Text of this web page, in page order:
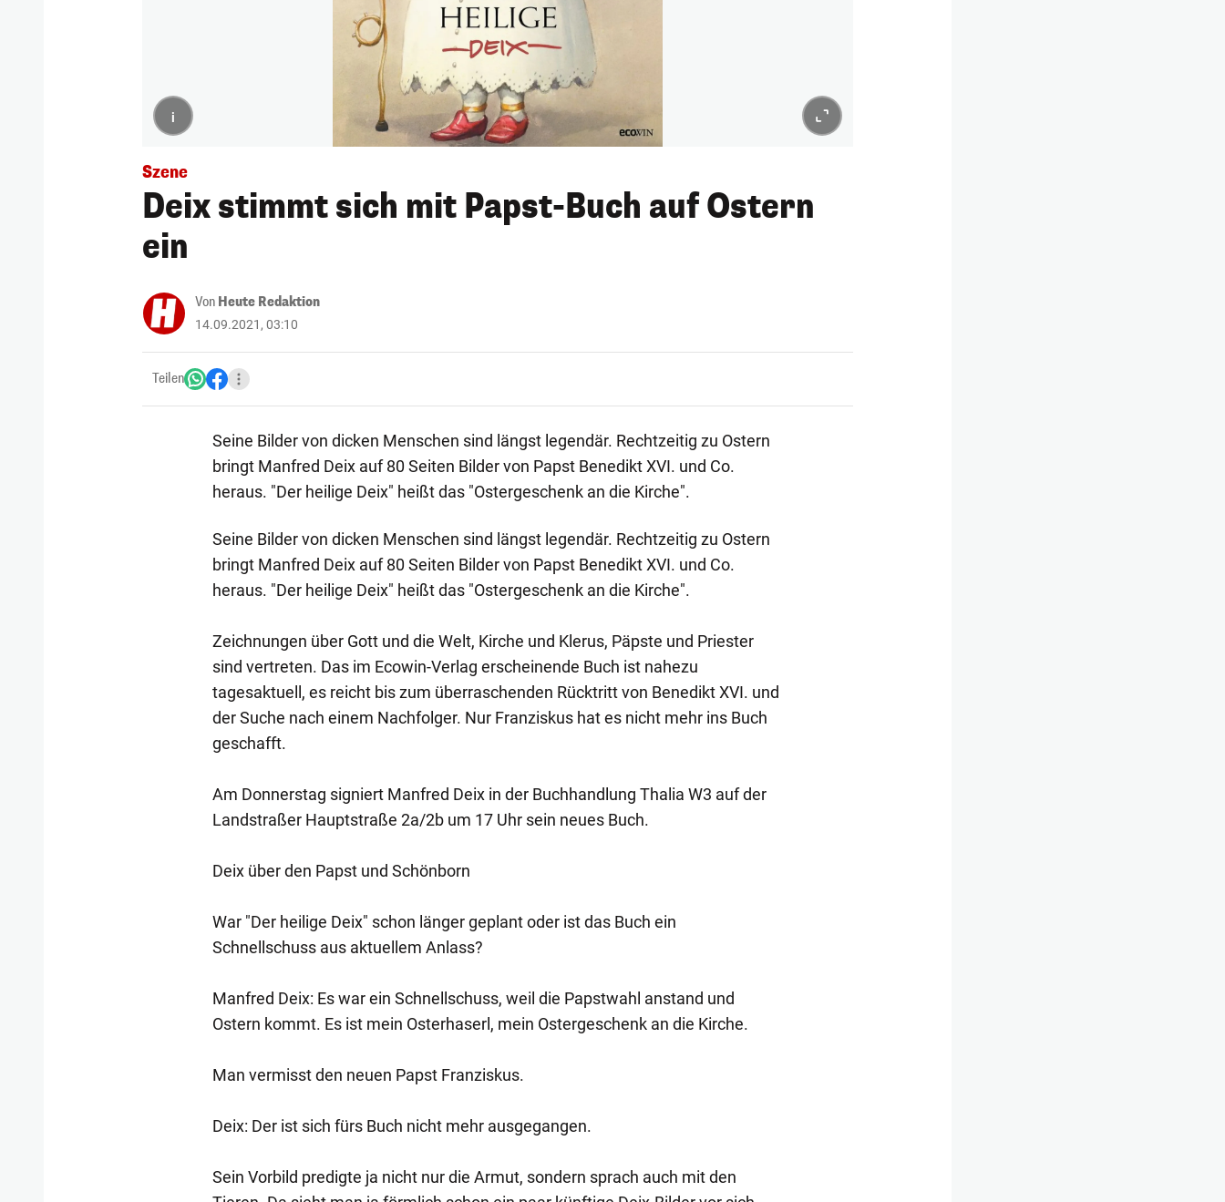
i
Szene
Deix stimmt sich mit Papst-Buch auf Ostern
ein
Von Heute Redaktion
14.09.2021, 03:10
Teilen
Seine Bilder von dicken Menschen sind längst legendär. Rechtzeitig zu Ostern
bringt Manfred Deix auf 80 Seiten Bilder von Papst Benedikt XVI. und Co.
heraus. "Der heilige Deix" heißt das "Ostergeschenk an die Kirche".
Seine Bilder von dicken Menschen sind längst legendär. Rechtzeitig zu Ostern
bringt Manfred Deix auf 80 Seiten Bilder von Papst Benedikt XVI. und Co.
heraus. "Der heilige Deix" heißt das "Ostergeschenk an die Kirche".
Zeichnungen über Gott und die Welt, Kirche und Klerus, Päpste und Priester
sind vertreten. Das im Ecowin-Verlag erscheinende Buch ist nahezu
tagesaktuell, es reicht bis zum überraschenden Rücktritt von Benedikt XVI. und
der Suche nach einem Nachfolger. Nur Franziskus hat es nicht mehr ins Buch
geschafft.
Am Donnerstag signiert Manfred Deix in der Buchhandlung Thalia W3 auf der
Landstraßer Hauptstraße 2a/2b um 17 Uhr sein neues Buch.
Deix über den Papst und Schönborn
War "Der heilige Deix" schon länger geplant oder ist das Buch ein
Schnellschuss aus aktuellem Anlass?
Manfred Deix: Es war ein Schnellschuss, weil die Papstwahl anstand und
Ostern kommt. Es ist mein Osterhaserl, mein Ostergeschenk an die Kirche.
Man vermisst den neuen Papst Franziskus.
Deix: Der ist sich fürs Buch nicht mehr ausgegangen.
Sein Vorbild predigte ja nicht nur die Armut, sondern sprach auch mit den